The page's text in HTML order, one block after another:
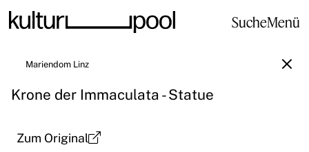
SucheMenü
Mariendom Linz
Krone der Immaculata - Statue
Zum Original